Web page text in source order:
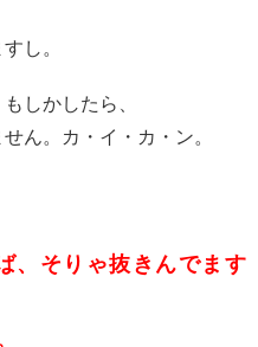
し。
しかしたら、
ん。カ・イ・カ・ン。
、そりゃ抜きんでます